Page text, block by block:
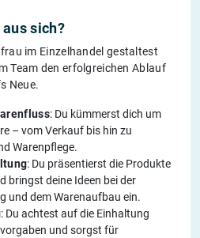
sich?
im Einzelhandel gestaltest
Team den erfolgreichen Ablauf
Neue.
: Du kümmerst dich um
– vom Verkauf bis hin zu
Warenpflege.
: Du präsentierst die Produkte
bringst deine Ideen bei der
und dem Warenaufbau ein.
: Du achtest auf die Einhaltung
und sorgst für